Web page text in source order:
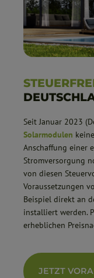
Seit Januar 2023
Solarmodulen
Anschaffung einer
Stromversorgung
von diesen
Voraussetzungen
Beispiel direkt an
installiert werden.
erheblichen
JETZT